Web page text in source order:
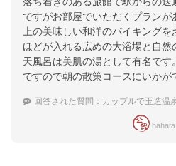
ですがお部屋でいただくプラン
上の美味しい和洋のバイキングを
ほどが入れる広めの大浴場と自
天風呂は美肌の湯として有名で
ですので朝の散策コースにいかが
回答された質問： カップルで玉造温泉へ